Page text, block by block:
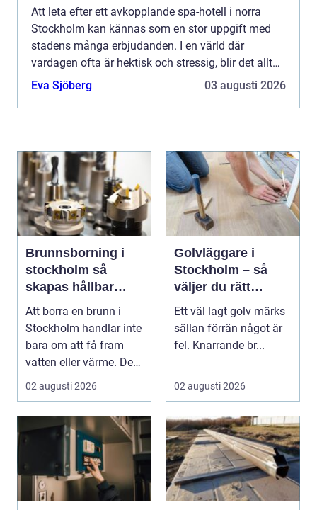
Att leta efter ett avkopplande spa-hotell i norra
Stockholm kan kännas som en stor uppgift med
stadens många erbjudanden. I en värld där
vardagen ofta är hektisk och stressig, blir det allt
viktigare att kunna dra sig tillba...
Eva Sjöberg 03 augusti 2026
Brunnsborning i
stockholm så
skapas hållbar
tillgång till vatten
och energi
Att borra en brunn i
Stockholm handlar inte
bara om att få fram
vatten eller värme. Det
är också ett...
02 augusti 2026
Golvläggare i
Stockholm – så
väljer du rätt
hantverkare för
hållbara golv
Ett väl lagt golv märks
sällan förrän något är
fel. Knarrande br...
02 augusti 2026